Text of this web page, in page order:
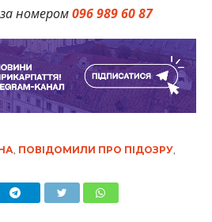
номером096 989 60 87
ПОВІДОМИЛИ ПРО ПІДОЗРУ,